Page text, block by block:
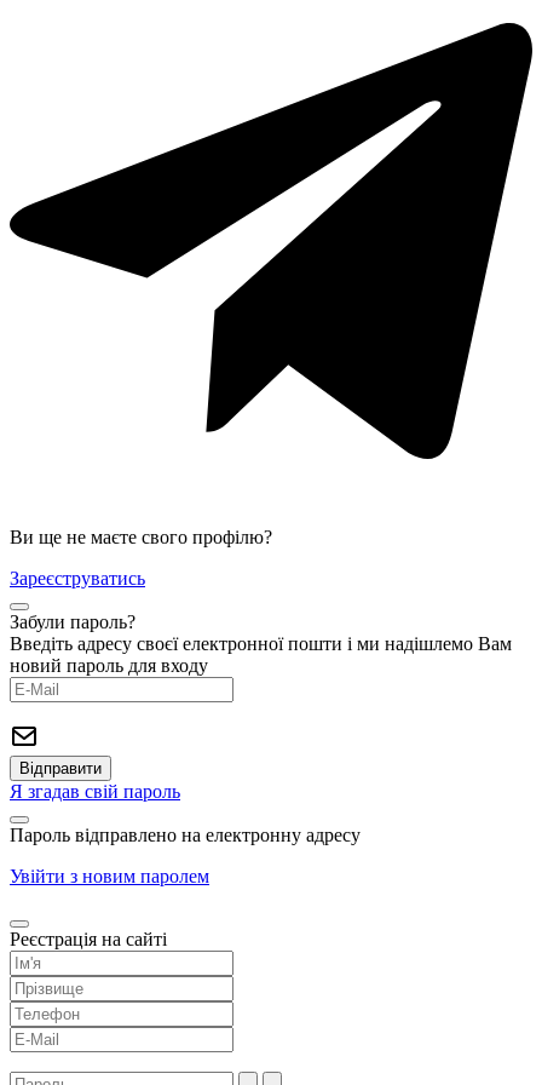
Ви ще не маєте свого профілю?
Зареєструватись
Забули пароль?
Введіть адресу своєї електронної пошти і ми надішлемо Вам
новий пароль для входу
Я згадав свій пароль
Пароль відправлено на електронну адресу
Увійти з новим паролем
Реєстрація на сайті